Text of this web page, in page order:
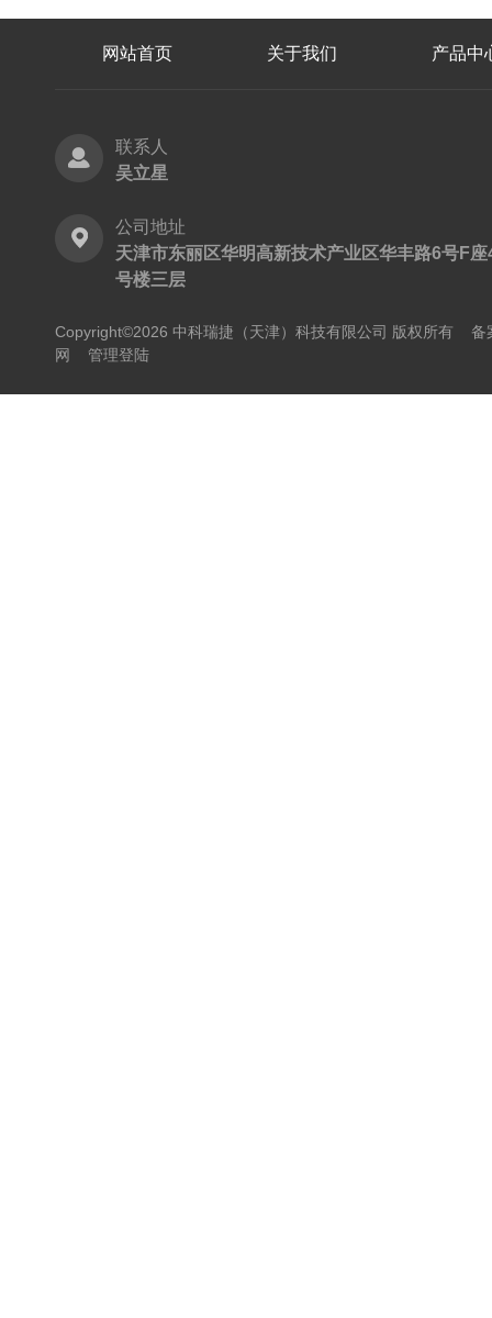
网站首页 关于我们 产品中
联系人
吴立星
公司地址
天津市东丽区华明高新技术产业区华丰路6号F座
号楼三层
Copyright©2026 中科瑞捷（天津）科技有限公司 版权所有 备
网
管理登陆